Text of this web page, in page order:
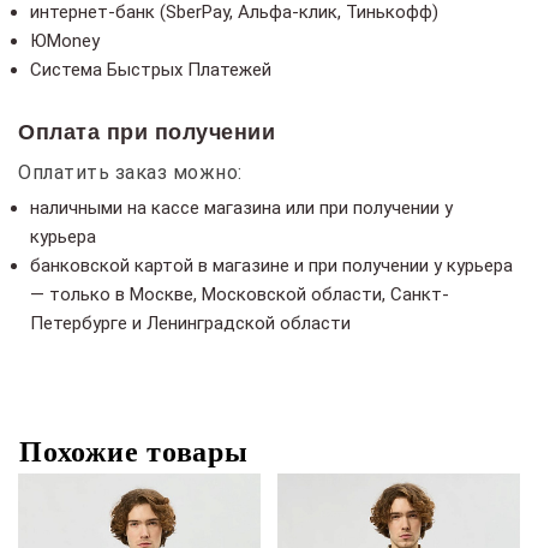
интернет-банк (SberPay, Альфа-клик, Тинькофф)
ЮMoney
Система Быстрых Платежей
Оплата при получении
Оплатить заказ можно:
наличными на кассе магазина или при получении у
курьера
банковской картой в магазине и при получении у курьера
— только в Москве, Московской области, Санкт-
Петербурге и Ленинградской области
Похожие товары